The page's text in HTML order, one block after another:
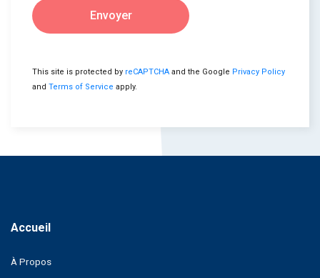
Envoyer
This site is protected by reCAPTCHA and the Google Privacy Policy
and Terms of Service apply.
À Propos